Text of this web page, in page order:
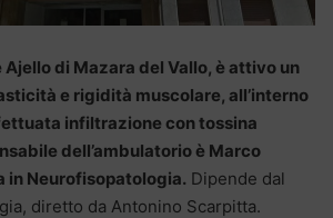
Ajello di Mazara del Vallo, è attivo un
e rigidità muscolare, all’interno
infiltrazione con tossina
dell’ambulatorio è Marco
in Neurofisopatologia. Dipende dal
diretto da Antonino Scarpitta.